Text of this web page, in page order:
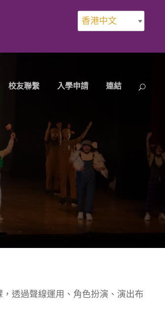
香港中文
校友聯繫 入學申請 連結
透過聲線運用、角色扮演、演出布